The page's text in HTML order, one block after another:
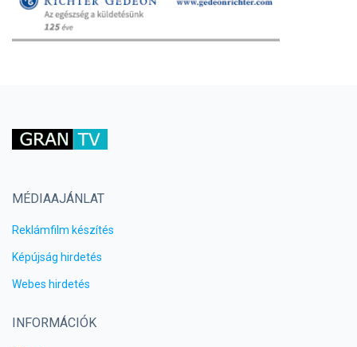
MÉDIAAJÁNLAT
Reklámfilm készítés
Képújság hirdetés
Webes hirdetés
INFORMÁCIÓK